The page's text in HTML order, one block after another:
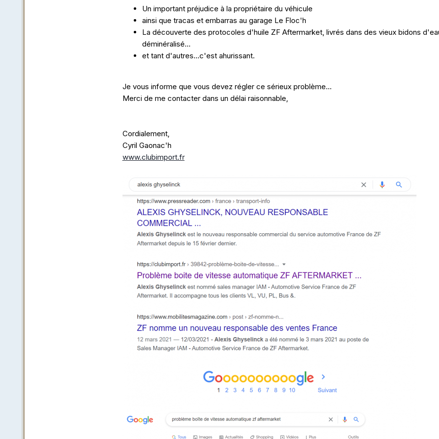
Un important préjudice à la propriétaire du véhicule
ainsi que tracas et embarras au garage Le Floc'h
La découverte des protocoles d'huile ZF Aftermarket, livrés dans des vieux bidons
déminéralisé...
et tant d'autres...c'est ahurissant.
Je vous informe que vous devez régler ce sérieux problème...
Merci de me contacter dans un délai raisonnable,
Cordialement,
Cyril Gaonac'h
www.clubimport.fr